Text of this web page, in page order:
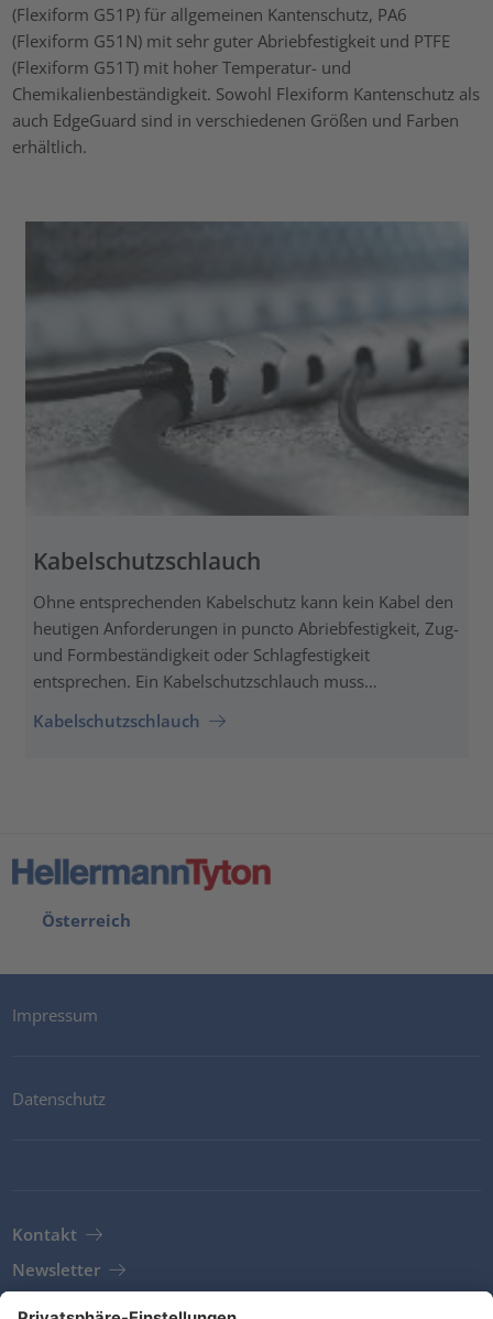
(Flexiform G51P) für allgemeinen Kantenschutz, PA6
(Flexiform G51N) mit sehr guter Abriebfestigkeit und PTFE
(Flexiform G51T) mit hoher Temperatur- und
Chemikalienbeständigkeit. Sowohl Flexiform Kantenschutz als
auch EdgeGuard sind in verschiedenen Größen und Farben
erhältlich.
Kabelschutzschlauch
Ohne entsprechenden Kabelschutz kann kein Kabel den
heutigen Anforderungen in puncto Abriebfestigkeit, Zug-
und Formbeständigkeit oder Schlagfestigkeit
entsprechen. Ein Kabelschutzschlauch muss…
Kabelschutzschlauch
Österreich
Impressum
Datenschutz
Kontakt
Newsletter